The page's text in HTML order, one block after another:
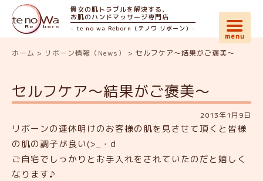
貴女の肌トラブルを解決する、
お肌のハンドマッサージ専門店
- te no wa Reborn（テノワ リボーン）-
ホーム > リボーン情報（News） > セルフケア〜結果がご褒美〜
セルフケア〜結果がご褒美〜
2013年1月9日
リボーンの連休明けのお客様の肌を見させて頂くと皆様
の肌の調子が良い(>_・d
ご自宅でしっかりとお手入れをされていたのだと嬉しく
なります♪